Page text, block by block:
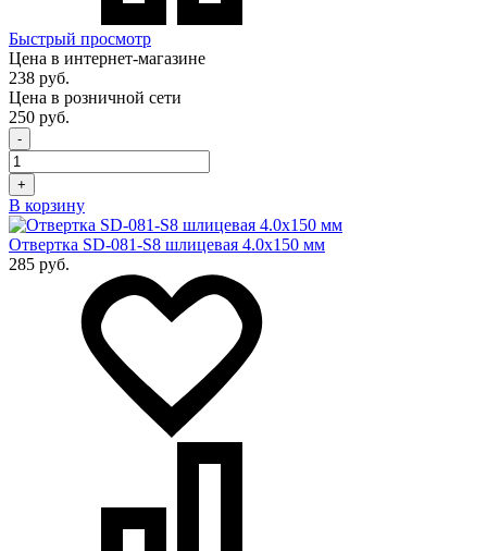
Быстрый просмотр
Цена в интернет-магазине
238 руб.
Цена в розничной сети
250 руб.
-
+
В корзину
Отвертка SD-081-S8 шлицевая 4.0х150 мм
285 руб.